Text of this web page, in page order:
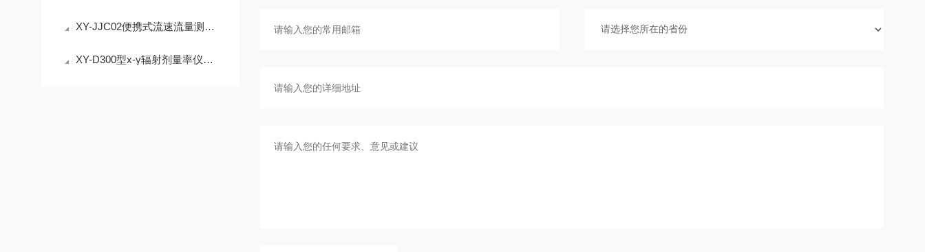
XY-JJC02便携式流速流量测算仪详细介绍
XY-D300型х-γ辐射剂量率仪可用于辐射环境与辐射防护检测的场合